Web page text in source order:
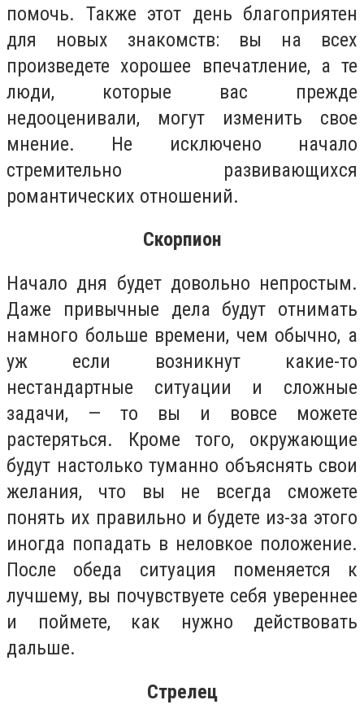
помочь. Также этот день благоприятен
для новых знакомств: вы на всех
произведете хорошее впечатление, а те
люди, которые вас прежде
недооценивали, могут изменить свое
мнение. Не исключено начало
стремительно развивающихся
романтических отношений.
Скорпион
Начало дня будет довольно непростым.
Даже привычные дела будут отнимать
намного больше времени, чем обычно, а
уж если возникнут какие-то
нестандартные ситуации и сложные
задачи, — то вы и вовсе можете
растеряться. Кроме того, окружающие
будут настолько туманно объяснять свои
желания, что вы не всегда сможете
понять их правильно и будете из-за этого
иногда попадать в неловкое положение.
После обеда ситуация поменяется к
лучшему, вы почувствуете себя увереннее
и поймете, как нужно действовать
дальше.
Стрелец